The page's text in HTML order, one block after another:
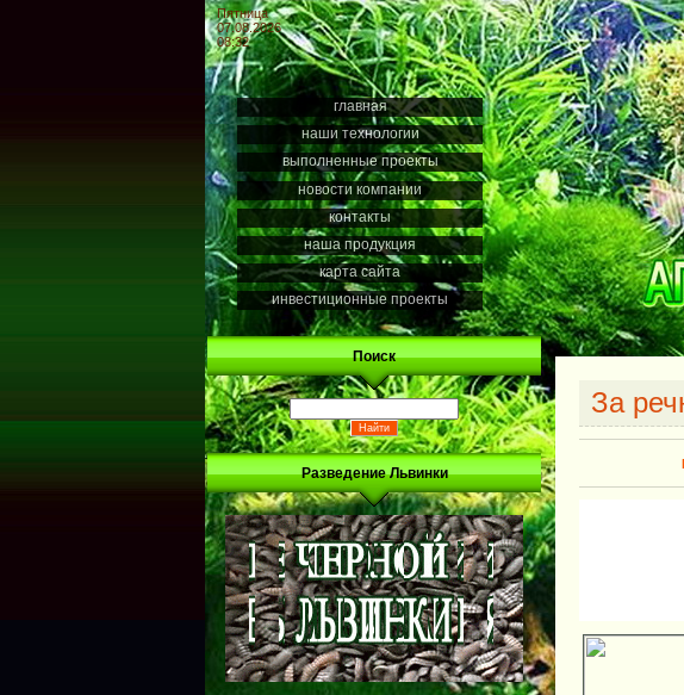
Пятница
07.08.2026
08:32
главная
наши технологии
выполненные проекты
новости компании
контакты
наша продукция
карта сайта
инвестиционные проекты
Поиск
Разведение Львинки
За